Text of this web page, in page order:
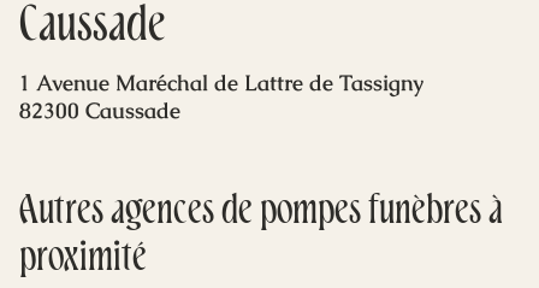
Caussade
1 Avenue Maréchal de Lattre de Tassigny
82300 Caussade
Autres agences de pompes funèbres à
proximité